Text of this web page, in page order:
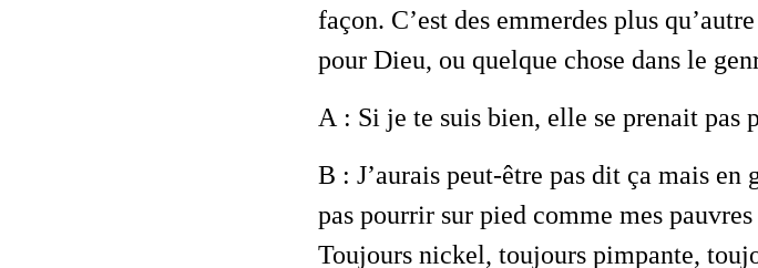
façon. C’est des emmerdes plus
pour Dieu, ou quelque chose dans le
A : Si je te suis bien, elle se prenait pas
B : J’aurais peut-être pas dit ça mais
pas pourrir sur pied comme mes
Toujours nickel, toujours pimpante,